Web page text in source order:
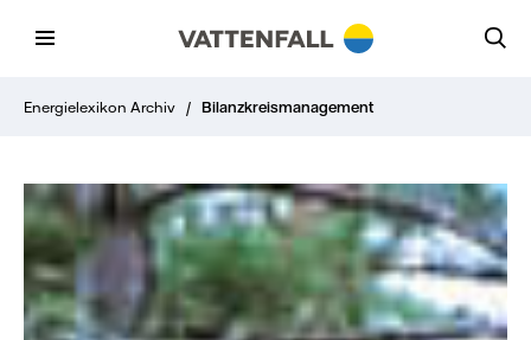
Energielexikon Archiv / Bilanzkreismanagement